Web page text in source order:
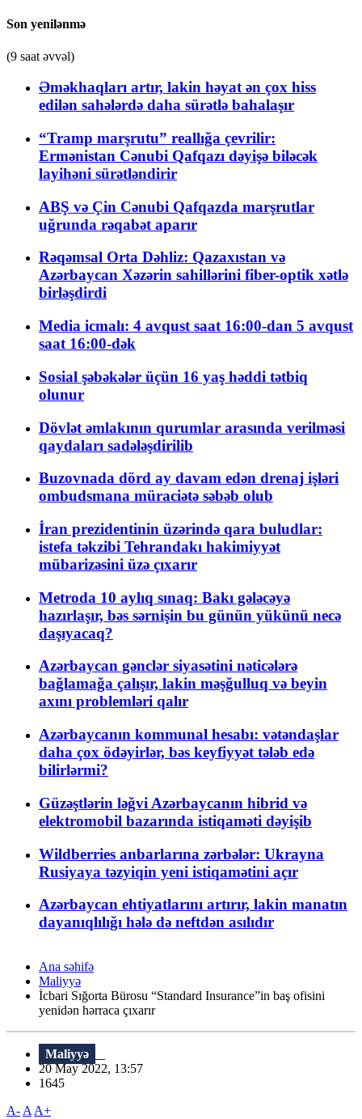
Son yenilənmə
(9 saat əvvəl)
Əməkhaqları artır, lakin həyat ən çox hiss
edilən sahələrdə daha sürətlə bahalaşır
“Tramp marşrutu” reallığa çevrilir:
Ermənistan Cənubi Qafqazı dəyişə biləcək
layihəni sürətləndirir
ABŞ və Çin Cənubi Qafqazda marşrutlar
uğrunda rəqabət aparır
Rəqəmsal Orta Dəhliz: Qazaxıstan və
Azərbaycan Xəzərin sahillərini fiber-optik xətlə
birləşdirdi
Media icmalı: 4 avqust saat 16:00-dan 5 avqust
saat 16:00-dək
Sosial şəbəkələr üçün 16 yaş həddi tətbiq
olunur
Dövlət əmlakının qurumlar arasında verilməsi
qaydaları sadələşdirilib
Buzovnada dörd ay davam edən drenaj işləri
ombudsmana müraciətə səbəb olub
İran prezidentinin üzərində qara buludlar:
istefa təkzibi Tehrandakı hakimiyyət
mübarizəsini üzə çıxarır
Metroda 10 aylıq sınaq: Bakı gələcəyə
hazırlaşır, bəs sərnişin bu günün yükünü necə
daşıyacaq?
Azərbaycan gənclər siyasətini nəticələrə
bağlamağa çalışır, lakin məşğulluq və beyin
axını problemləri qalır
Azərbaycanın kommunal hesabı: vətəndaşlar
daha çox ödəyirlər, bəs keyfiyyət tələb edə
bilirlərmi?
Güzəştlərin ləğvi Azərbaycanın hibrid və
elektromobil bazarında istiqaməti dəyişib
Wildberries anbarlarına zərbələr: Ukrayna
Rusiyaya təzyiqin yeni istiqamətini açır
Azərbaycan ehtiyatlarını artırır, lakin manatın
dayanıqlılığı hələ də neftdən asılıdır
Ana səhifə
Maliyyə
İcbari Sığorta Bürosu “Standard Insurance”in baş ofisini
yenidən hərraca çıxarır
Maliyyə
20 May 2022, 13:57
1645
A- A A+